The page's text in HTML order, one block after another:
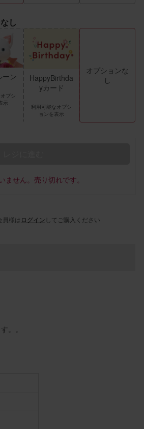
し
ーン
プシ
示
HappyBirthda
yカード
利用可能なオプシ
ョンを表示
オプションな
し
ません。売り切れです。
員様は ログイン してご購入ください
。。